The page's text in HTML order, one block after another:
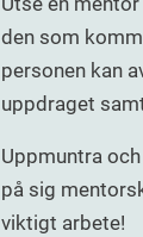
den som
personen kan
uppdraget
Uppmuntra
på sig
viktigt arbete!